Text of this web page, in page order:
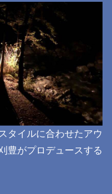
タイルに合わせたアウ
豊がプロデュースする